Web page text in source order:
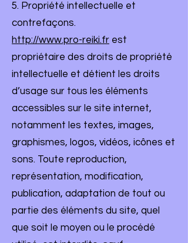
5. Propriété intellectuelle et
contrefaçons.
http://www.pro-reiki.fr est
propriétaire des droits de propriété
intellectuelle et détient les droits
d’usage sur tous les éléments
accessibles sur le site internet,
notamment les textes, images,
graphismes, logos, vidéos, icônes et
sons. Toute reproduction,
représentation, modification,
publication, adaptation de tout ou
partie des éléments du site, quel
que soit le moyen ou le procédé